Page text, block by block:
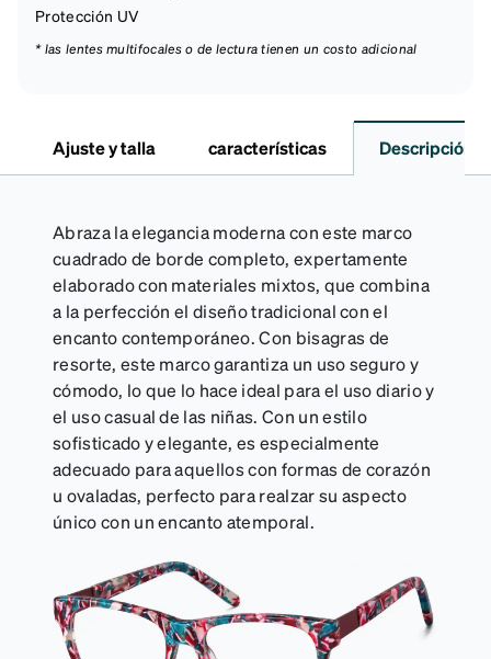
Protección UV
* las lentes multifocales o de lectura tienen un costo adicional
Ajuste y talla características Descripción
Abraza la elegancia moderna con este marco
cuadrado de borde completo, expertamente
elaborado con materiales mixtos, que combina
a la perfección el diseño tradicional con el
encanto contemporáneo. Con bisagras de
resorte, este marco garantiza un uso seguro y
cómodo, lo que lo hace ideal para el uso diario y
el uso casual de las niñas. Con un estilo
sofisticado y elegante, es especialmente
adecuado para aquellos con formas de corazón
u ovaladas, perfecto para realzar su aspecto
único con un encanto atemporal.